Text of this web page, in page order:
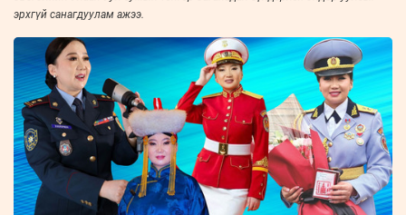
эрхгүй санагдуулам ажээ.